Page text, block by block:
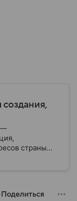
—
страны
Поделиться